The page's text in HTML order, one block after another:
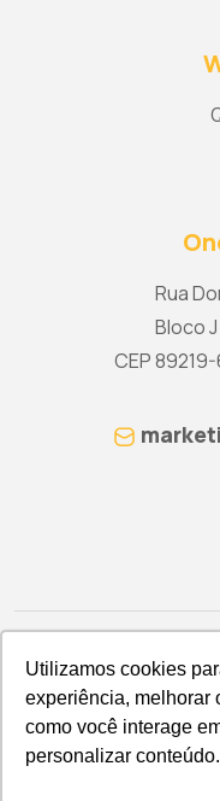
Utilizamos cookies
experiência, melhorar
como você interage
personalizar conteúdo.
Utilizamos cookies
experiência, melhorar
como você interage
personalizar conteúdo.
Rua
Bloco
CEP